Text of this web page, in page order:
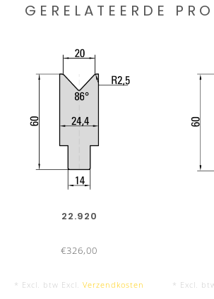
GERELATEERDE
22.920
€326,00
* Excl. btw Excl. Verzendkosten * Excl.